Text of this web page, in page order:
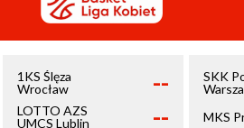
1KS Ślęza
Wrocław
--
LOTTO AZS
UMCS Lublin
--
SKK
MKS